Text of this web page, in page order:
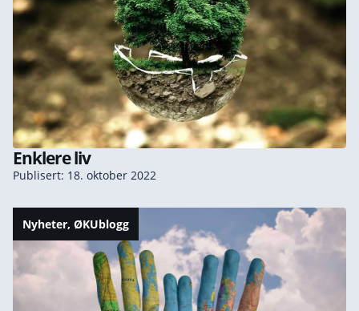
Enklere liv
Publisert: 18. oktober 2022
Nyheter, ØKUblogg